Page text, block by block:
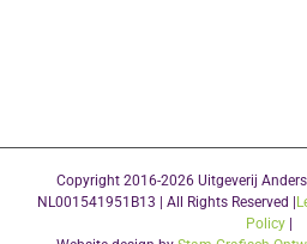
Copyright 2016-2026 Uitgeverij
NL001541951B13 | All Rights Reserved |
Policy|